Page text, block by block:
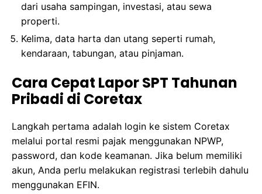
dari usaha sampingan, investasi, atau sewa
properti.
Kelima, data harta dan utang seperti rumah,
kendaraan, tabungan, atau pinjaman.
Cara Cepat Lapor SPT Tahunan
Pribadi di Coretax
Langkah pertama adalah login ke sistem Coretax
melalui portal resmi pajak menggunakan NPWP,
password, dan kode keamanan. Jika belum memiliki
akun, Anda perlu melakukan registrasi terlebih dahulu
menggunakan EFIN.